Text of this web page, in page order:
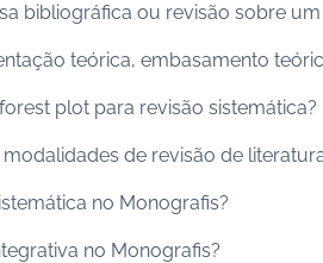
bibliográfica ou revisão sobre
teórica, embasamento
plot para revisão sistemática?
de revisão de
no Monografis?
no Monografis?